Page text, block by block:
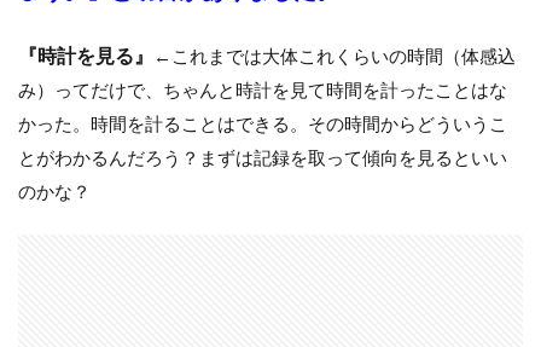
『時計を見る』
←これまでは大体これくらいの時間（体感込
み）ってだけで、ちゃんと時計を見て時間を計ったことはな
かった。時間を計ることはできる。その時間からどういうこ
とがわかるんだろう？まずは記録を取って傾向を見るといい
のかな？